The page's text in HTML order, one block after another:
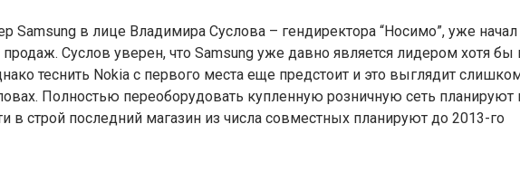
Samsung в лице Владимира Суслова – гендиректора “Носимо”, уже начал
продаж. Суслов уверен, что Samsung уже давно является лидером хотя бы
теснить Nokia с первого места еще предстоит и это выглядит
Полностью переоборудовать купленную розничную сеть планируют
в строй последний магазин из числа совместных планируют до 2013-го